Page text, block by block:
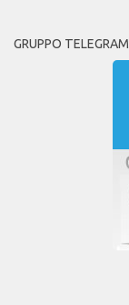
GRUPPO TELEGRAM